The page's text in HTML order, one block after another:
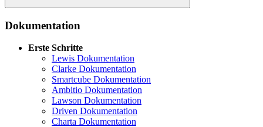
Suche
Dokumentation
Erste Schritte
Lewis Dokumentation
Clarke Dokumentation
Smartcube Dokumentation
Ambitio Dokumentation
Lawson Dokumentation
Driven Dokumentation
Charta Dokumentation